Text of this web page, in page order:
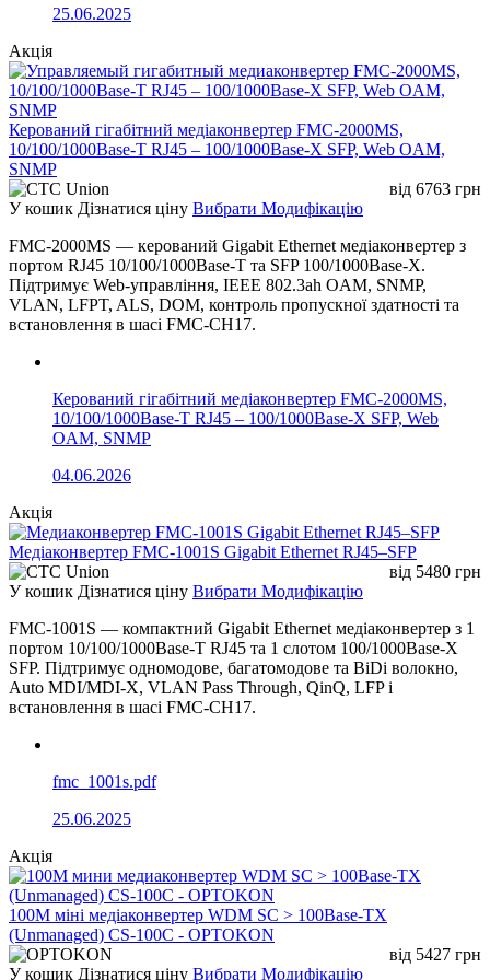
LFP (Link
Through)
Передавання інформації про втрату лінку
Store-and-
Forward
Перевірка пакета перед передаванням для
Modified
Cut-
Through
Мінімізація затримок передачі пакетів у
Auto
Forward
Автоматичний вибір режиму пересилання
залежно від типу трафіку.
TP Force
Speed
Mode
Примусове налаштування швидкості та
duplex-режиму Ethernet-порту.
Параметр
Значення
Оптичний порт
Тип кабелю
UTP Cat5/Cat5e/Cat6
Максимальна
дальність Ethernet
100 м
дальність оптики
До 120 км
Швидкість
передавання
10/100/1000 Мбіт/с
Буфер пам’яті
2 МБ
Bandwidth
BER
Підтримка Jumbo
Frame
Максимальний розмір
пакета
packet forwarding
Споживана
потужність
≤ 4 Вт
AC 100–240 В, 50/60 Гц → DC 5
25.06.2025
Акція
Керований гігабітний медіаконвертер FMC-2000MS,
10/100/1000Base-T RJ45 – 100/1000Base-X SFP, Web OAM,
SNMP
від 6763 грн
У кошик Дізнатися ціну Вибрати Модифікацію
FMC-2000MS — керований Gigabit Ethernet медіаконвертер з
портом RJ45 10/100/1000Base-T та SFP 100/1000Base-X.
Підтримує Web-управління, IEEE 802.3ah OAM, SNMP,
VLAN, LFPT, ALS, DOM, контроль пропускної здатності та
встановлення в шасі FMC-CH17.
Керований гігабітний медіаконвертер FMC-2000MS,
10/100/1000Base-T RJ45 – 100/1000Base-X SFP, Web
OAM, SNMP
04.06.2026
Акція
Медіаконвертер FMC-1001S Gigabit Ethernet RJ45–SFP
від 5480 грн
У кошик Дізнатися ціну Вибрати Модифікацію
FMC-1001S — компактний Gigabit Ethernet медіаконвертер з 1
портом 10/100/1000Base-T RJ45 та 1 слотом 100/1000Base-X
SFP. Підтримує одномодове, багатомодове та BiDi волокно,
Auto MDI/MDI-X, VLAN Pass Through, QinQ, LFP і
встановлення в шасі FMC-CH17.
fmc_1001s.pdf
25.06.2025
Акція
100М міні медіаконвертер WDM SC > 100Base-TX
(Unmanaged) CS-100C - OPTOKON
від 5427 грн
У кошик Дізнатися ціну Вибрати Модифікацію